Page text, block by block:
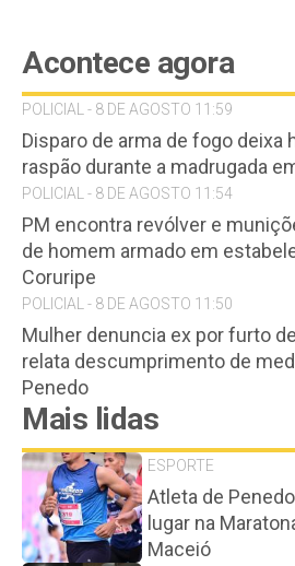
Acontece agora
POLICIAL - 8 DE AGOSTO 11:59
Disparo de arma de fogo deixa
raspão durante a madrugada
POLICIAL - 8 DE AGOSTO 11:54
PM encontra revólver e
de homem armado em
Coruripe
POLICIAL - 8 DE AGOSTO 11:50
Mulher denuncia ex por furto
relata descumprimento de
Penedo
Mais lidas
ESPORTE
Atleta de
lugar na
Maceió